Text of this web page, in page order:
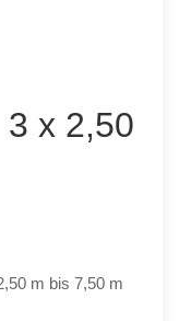
x 2,50
m bis 7,50 m